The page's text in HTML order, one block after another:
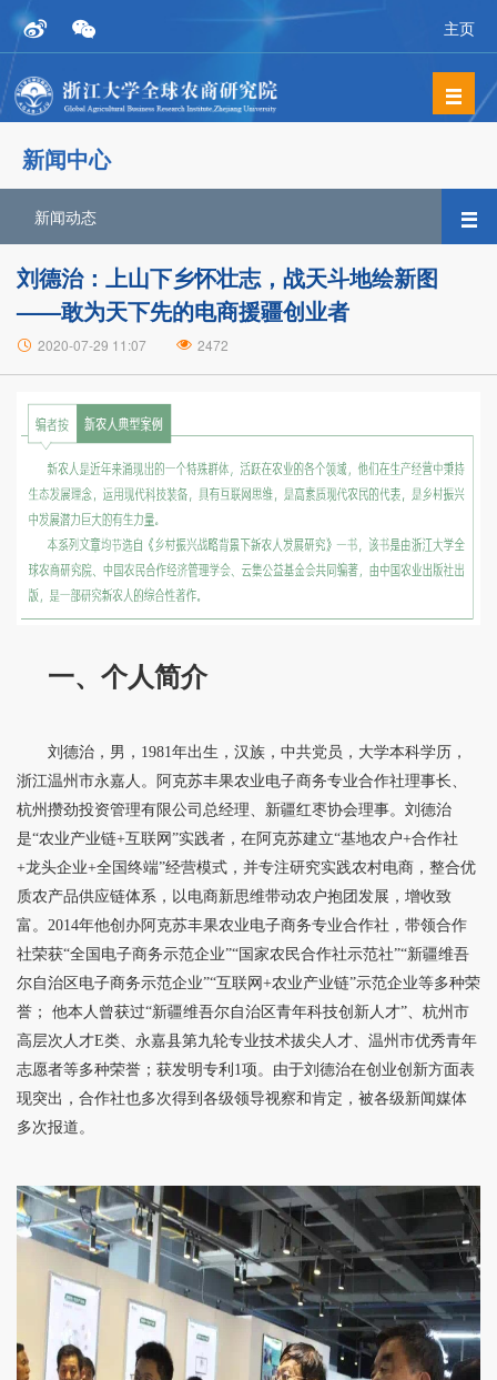
主页
新闻中心
新闻动态
刘德治：上山下乡怀壮志，战天斗地绘新图
——敢为天下先的电商援疆创业者
2020-07-29 11:07 2472
一、个人简介
刘德治，男，1981年出生，汉族，中共党员，大学本科学历，
浙江温州市永嘉人。阿克苏丰果农业电子商务专业合作社理事长、
杭州攒劲投资管理有限公司总经理、新疆红枣协会理事。刘德治
是“农业产业链+互联网”实践者，在阿克苏建立“基地农户+合作社
+龙头企业+全国终端”经营模式，并专注研究实践农村电商，整合优
质农产品供应链体系，以电商新思维带动农户抱团发展，增收致
富。2014年他创办阿克苏丰果农业电子商务专业合作社，带领合作
社荣获“全国电子商务示范企业”“国家农民合作社示范社”“新疆维吾
尔自治区电子商务示范企业”“互联网+农业产业链”示范企业等多种荣
誉； 他本人曾获过“新疆维吾尔自治区青年科技创新人才”、杭州市
高层次人才E类、永嘉县第九轮专业技术拔尖人才、温州市优秀青年
志愿者等多种荣誉；获发明专利1项。由于刘德治在创业创新方面表
现突出，合作社也多次得到各级领导视察和肯定，被各级新闻媒体
多次报道。